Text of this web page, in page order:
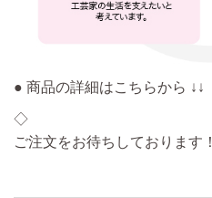
● 商品の詳細はこちらから ↓↓
◇
ご注文をお待ちしております！